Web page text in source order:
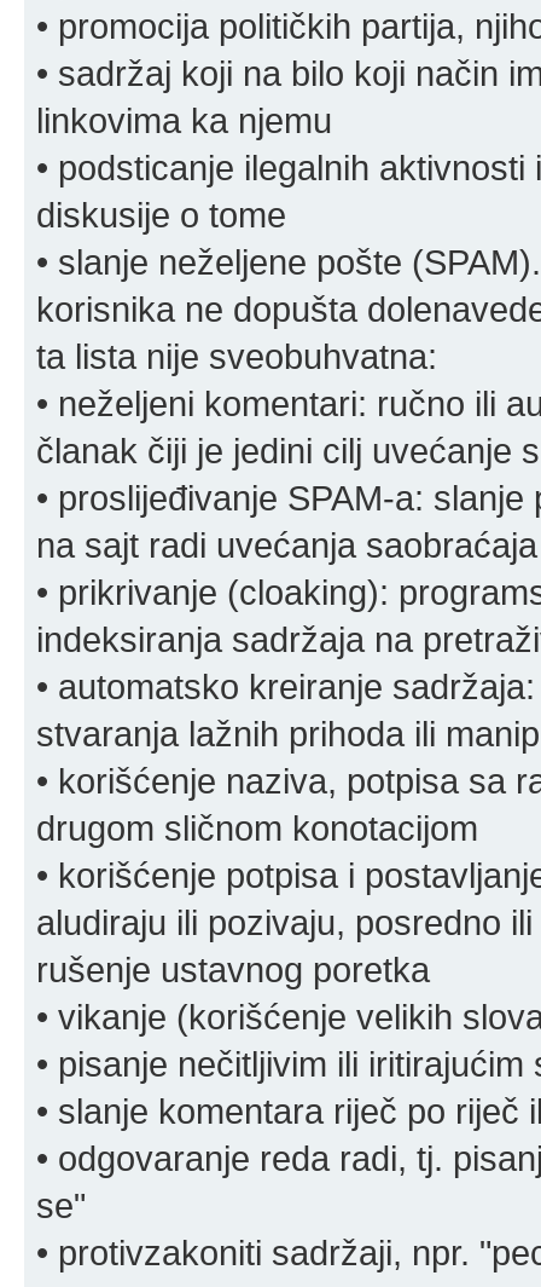
• promocija političkih partija,
• sadržaj koji na bilo koji način
linkovima ka njemu
• podsticanje ilegalnih
diskusije o tome
• slanje neželjene pošte
korisnika ne dopušta
ta lista nije sveobuhvatna:
• neželjeni komentari: ručno ili
članak čiji je jedini cilj uvećanje
• proslijeđivanje SPAM-a:
na sajt radi uvećanja
• prikrivanje (cloaking):
indeksiranja sadržaja na
• automatsko kreiranje
stvaranja lažnih prihoda ili
• korišćenje naziva, potpisa sa
drugom sličnom konotacijom
• korišćenje potpisa i
aludiraju ili pozivaju, posredno
rušenje ustavnog poretka
• vikanje (korišćenje velikih
• pisanje nečitljivim ili iritirajućim
• slanje komentara riječ po riječ
• odgovaranje reda radi, tj.
se"
• protivzakoniti sadržaji, npr.